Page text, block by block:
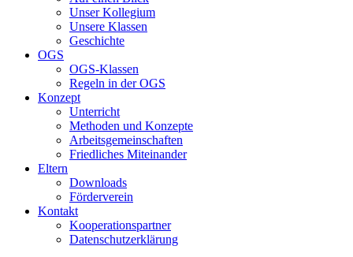
Unser Kollegium
Unsere Klassen
Geschichte
OGS
OGS-Klassen
Regeln in der OGS
Konzept
Unterricht
Methoden und Konzepte
Arbeitsgemeinschaften
Friedliches Miteinander
Eltern
Downloads
Förderverein
Kontakt
Kooperationspartner
Datenschutzerklärung